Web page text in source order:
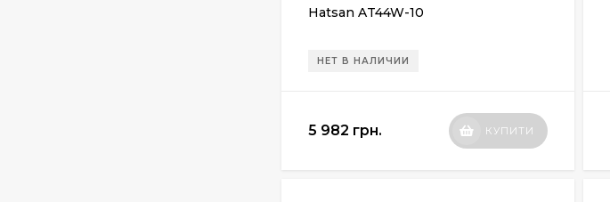
Hatsan AT44W-10
НЕТ В НАЛИЧИИ
5 982 грн. КУПИТИ